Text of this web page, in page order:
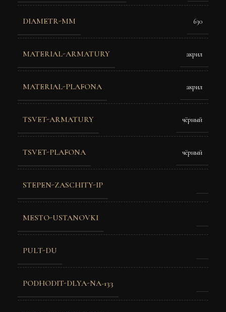
DIAMETR-MM 630
MATERIAL-ARMATURY акрил
MATERIAL-PLAFONA акрил
TSVET-ARMATURY чёрный
TSVET-PLAFONA чёрный
STEPEN-ZASCHITY-IP
MESTO-USTANOVKI
PULT-DU
PODHODIT-DLYA-NA-133